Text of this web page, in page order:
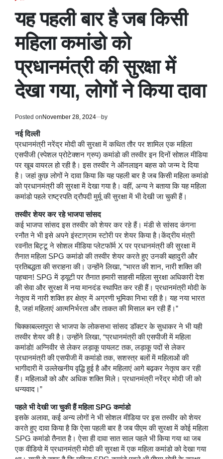
यह पहली बार है जब किसी
महिला कमांडो को
प्रधानमंत्री की सुरक्षा में
देखा गया, लोगों ने किया दावा
Posted onNovember 28, 2024 by
नई दिल्ली
प्रधानमंत्री नरेंद्र मोदी की सुरक्षा में कथित तौर पर शामिल एक महिला
एसपीजी (स्पेशल प्रोटेक्शन ग्रुप) कमांडो की तस्वीर इन दिनों सोशल मीडिया
पर खूब वायरल हो रही है। इस तस्वीर ने ऑनलाइन बहस को जन्म दे दिया
है। जहां कुछ लोगों ने दावा किया कि यह पहली बार है जब किसी महिला कमांडो
को प्रधानमंत्री की सुरक्षा में देखा गया है। वहीं, अन्य ने बताया कि यह महिला
कमांडो पहले राष्ट्रपति द्रौपदी मुर्मू की सुरक्षा में भी देखी जा चुकी हैं।
तस्वीर शेयर कर रहे भाजपा सांसद
कई भाजपा सांसद इस तस्वीर को शेयर कर रहे हैं। मंडी से सांसद कंगना
रनौत ने भी इसे अपने इंस्टाग्राम स्टोरी पर शेयर किया है।केंद्रीय मंत्री
रवनीत बिट्टू ने सोशल मीडिया प्लेटफॉर्म X पर प्रधानमंत्री की सुरक्षा में
तैनात महिला SPG कमांडो की तस्वीर शेयर करते हुए उनकी बहादुरी और
प्रतिबद्धता की सराहना की। उन्होंने लिखा, “भारत की शान, नारी शक्ति की
पहचान! SPG में ड्यूटी पर तैनात हमारी साहसी महिला सुरक्षा अधिकारी देश
की सेवा और सुरक्षा में नया मानदंड स्थापित कर रही हैं। प्रधानमंत्री मोदी के
नेतृत्व में नारी शक्ति हर क्षेत्र में अग्रणी भूमिका निभा रही है। यह नया भारत
है, जहां महिलाएं आत्मनिर्भरता और ताकत की मिसाल बन रही हैं।”
चिक्काबल्लापुरा से भाजपा के लोकसभा सांसद डॉक्टर के सुधाकर ने भी यही
तस्वीर शेयर की है। उन्होंने लिखा, “प्रधानमंत्री की एसपीजी में महिला
कमांडो! अग्निवीर से लेकर लड़ाकू पायलट तक, लड़ाकू पदों से लेकर
प्रधानमंत्री की एसपीजी में कमांडो तक, सशस्त्र बलों में महिलाओं की
भागीदारी में उल्लेखनीय वृद्धि हुई है और महिलाएं आगे बढ़कर नेतृत्व कर रही
हैं। महिलाओं को और अधिक शक्ति मिले। प्रधानमंत्री नरेंद्र मोदी जी को
धन्यवाद।”
पहले भी देखी जा चुकी हैं महिला SPG कमांडो
इसके अलावा, कई अन्य लोगों ने भी सोशल मीडिया पर इस तस्वीर को शेयर
करते हुए दावा किया है कि ऐसा पहली बार है जब पीएम की सुरक्षा में कोई महिला
SPG कमांडो तैनात है। ऐसा ही दावा सात साल पहले भी किया गया था जब
एक वीडियो में प्रधानमंत्री मोदी की सुरक्षा में एक महिला कमांडो को देखा गया